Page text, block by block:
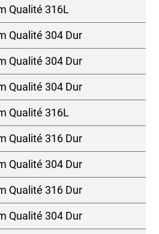
Qualité 316L
Qualité 304 Dur
Qualité 304 Dur
Qualité 304 Dur
Qualité 316L
Qualité 316 Dur
Qualité 304 Dur
Qualité 316 Dur
Qualité 304 Dur